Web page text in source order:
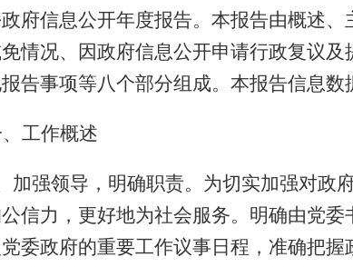
府信息公开年度报告。本报告由概述
情况、因政府信息公开申请行政复议
告事项等八个部分组成。本报告信息
工作概述
加强领导，明确职责。为切实加强对政
信力，更好地为社会服务。明确由党
委政府的重要工作议事日程，准确把